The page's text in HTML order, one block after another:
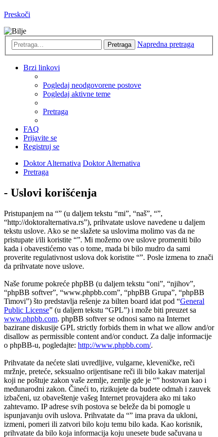
Preskoči
Pretraga Napredna pretraga
Brzi linkovi
Pogledaj neodgovorene postove
Pogledaj aktivne teme
Pretraga
FAQ
Prijavite se
Registruj se
Doktor Alternativa Doktor Alternativa
Pretraga
- Uslovi korišćenja
Pristupanjem na “” (u daljem tekstu “mi”, “naš”, “”,
“http://doktoralternativa.rs”), prihvatate uslove navedene u daljem
tekstu uslove. Ako se ne slažete sa uslovima molimo vas da ne
pristupate i/ili koristite “”. Mi možemo ove uslove promeniti bilo
kada i obavestićemo vas o tome, mada bi bilo mudro da sami
proverite regulativnost uslova dok koristite “”. Posle izmena to znači
da prihvatate nove uslove.
Naše forume pokreće phpBB (u daljem tekstu “oni”, “njihov”,
“phpBB softver”, “www.phpbb.com”, “phpBB Grupa”, “phpBB
Timovi”) što predstavlja rešenje za bilten board idat pod “General
Public License” (u daljem tekstu “GPL”) i može biti preuzet sa
www.phpbb.com. phpBB softver se odnosi samo na Internet
bazirane diskusije GPL strictly forbids them in what we allow and/or
disallow as permissible content and/or conduct. Za dalje informacije
o phpBB-u, pogledajte: http://www.phpbb.com/.
Prihvatate da nećete slati uvredljive, vulgarne, kleveničke, reči
mržnje, preteće, seksualno orijentisane reči ili bilo kakav materijal
koji ne poštuje zakon vaše zemlje, zemlje gde je “” hostovan kao i
međunarodni zakon. Čineći to, rizikujete da budete odmah i zauvek
izbačeni, uz obaveštenje vašeg Internet provajdera ako mi tako
zahtevamo. IP adrese svih postova se beleže da bi pomogle u
ispunjavanju ovih uslova. Prihvatate da “” ima prava da ukloni,
izmeni, pomeri ili zatvori bilo koju temu bilo kada. Kao korisnik,
prihvatate da bilo koja informacija koju unesete bude sačuvana u